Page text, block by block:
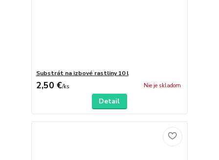
Substrát na izbové rastliny 10 l
2,50 €/ks Nie je skladom
Detail